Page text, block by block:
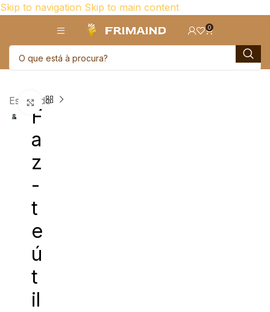
Skip to navigation Skip to main content
0
EsgotadoClick para aumentar
F
a
z
-
t
e
ú
t
il